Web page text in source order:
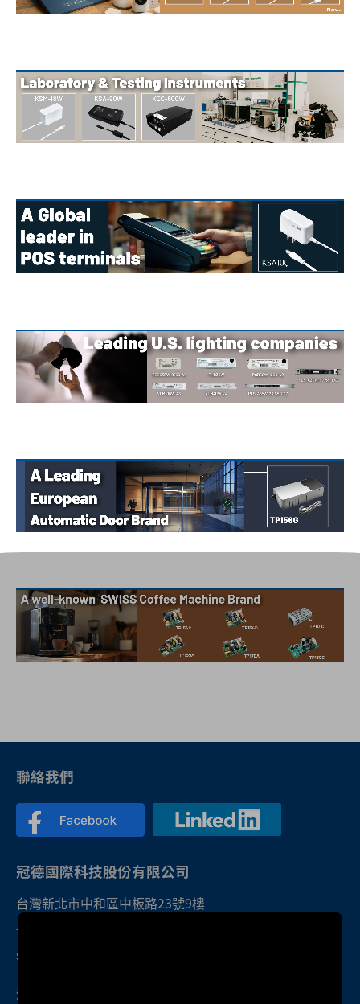
聯絡我們
冠德國際科技股份有限公司
台灣新北市中和區中板路23號9樓
+886-2-2223-3518
sales@twktec.com.tw
深圳研發中心暨服務處